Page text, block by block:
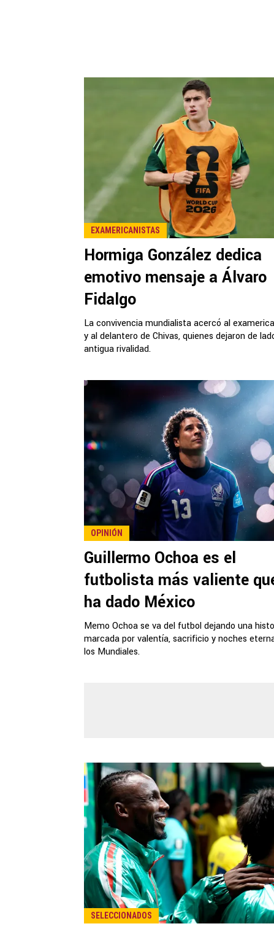
EXAMERICANISTAS
Hormiga González dedica
emotivo mensaje a Álvaro
Fidalgo
La convivencia mundialista acercó al
y al delantero de Chivas, quienes dejaron de
antigua rivalidad.
OPINIÓN
Guillermo Ochoa es el
futbolista más valiente
ha dado México
Memo Ochoa se va del futbol dejando una
marcada por valentía, sacrificio y noches
los Mundiales.
SELECCIONADOS